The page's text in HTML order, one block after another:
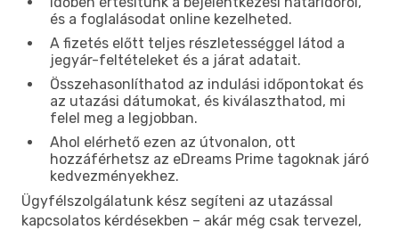
és a foglalásodat online kezelheted.
A fizetés előtt teljes részletességgel látod a
jegyár-feltételeket és a járat adatait.
Összehasonlíthatod az indulási időpontokat és
az utazási dátumokat, és kiválaszthatod, mi
felel meg a legjobban.
Ahol elérhető ezen az útvonalon, ott
hozzáférhetsz az eDreams Prime tagoknak járó
kedvezményekhez.
Ügyfélszolgálatunk kész segíteni az utazással
kapcsolatos kérdésekben – akár még csak tervezel,